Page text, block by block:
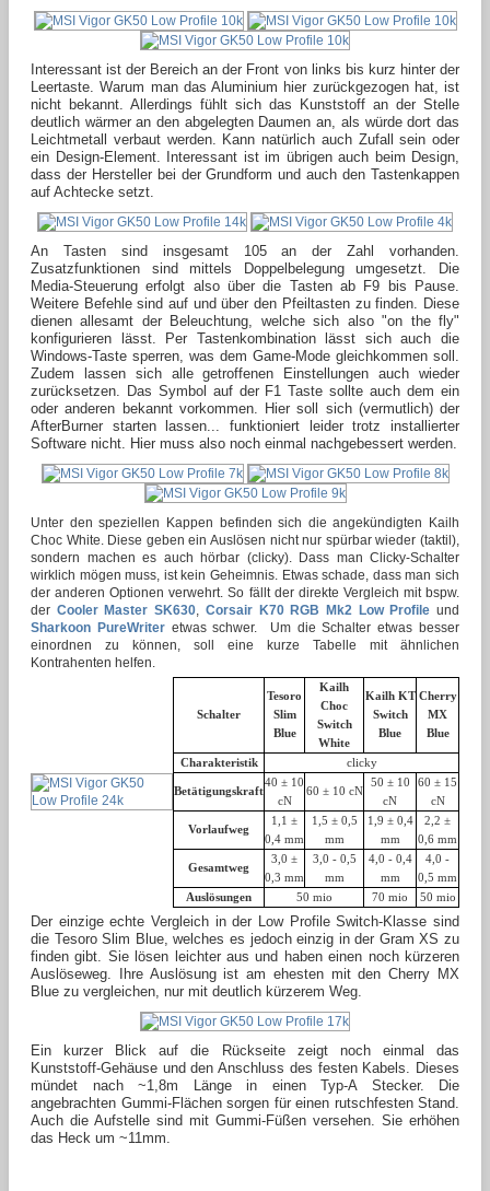
Interessant ist der Bereich an der Front von links bis kurz hinter der
Leertaste. Warum man das Aluminium hier zurückgezogen hat, ist
nicht bekannt. Allerdings fühlt sich das Kunststoff an der Stelle
deutlich wärmer an den abgelegten Daumen an, als würde dort das
Leichtmetall verbaut werden. Kann natürlich auch Zufall sein oder
ein Design-Element. Interessant ist im übrigen auch beim Design,
dass der Hersteller bei der Grundform und auch den Tastenkappen
auf Achtecke setzt.
An Tasten sind insgesamt 105 an der Zahl vorhanden.
Zusatzfunktionen sind mittels Doppelbelegung umgesetzt. Die
Media-Steuerung erfolgt also über die Tasten ab F9 bis Pause.
Weitere Befehle sind auf und über den Pfeiltasten zu finden. Diese
dienen allesamt der Beleuchtung, welche sich also "on the fly"
konfigurieren lässt. Per Tastenkombination lässt sich auch die
Windows-Taste sperren, was dem Game-Mode gleichkommen soll.
Zudem lassen sich alle getroffenen Einstellungen auch wieder
zurücksetzen. Das Symbol auf der F1 Taste sollte auch dem ein
oder anderen bekannt vorkommen. Hier soll sich (vermutlich) der
AfterBurner starten lassen... funktioniert leider trotz installierter
Software nicht. Hier muss also noch einmal nachgebessert werden.
Unter den speziellen Kappen befinden sich die angekündigten Kailh
Choc White. Diese geben ein Auslösen nicht nur spürbar wieder (taktil),
sondern machen es auch hörbar (clicky). Dass man Clicky-Schalter
wirklich mögen muss, ist kein Geheimnis. Etwas schade, dass man sich
der anderen Optionen verwehrt. So fällt der direkte Vergleich mit bspw.
der Cooler Master SK630 Corsair K70 RGB Mk2 Low Profile und
Sharkoon PureWriteretwas schwer. Um die Schalter etwas besser
einordnen zu können, soll eine kurze Tabelle mit ähnlichen
Kontrahenten helfen.
Schalter
Tesoro
Slim
Blue
Kailh
Choc
Switch
White
Kailh KT
Switch
Blue
Cherry
MX
Blue
Charakteristik clicky
Betätigungskraft
40 ± 10
cN
60 ± 10 cN
50 ± 10
cN
60 ± 15
cN
Vorlaufweg
1,1 ±
0,4 mm
1,5 ± 0,5
mm
1,9 ± 0,4
mm
2,2 ±
0,6 mm
Gesamtweg
3,0 ±
0,3 mm
3,0 - 0,5
mm
4,0 - 0,4
mm
4,0 -
0,5 mm
Auslösungen
50 mio 70 mio 50 mio
Der einzige echte Vergleich in der Low Profile Switch-Klasse sind
die Tesoro Slim Blue, welches es jedoch einzig in der Gram XS zu
finden gibt. Sie lösen leichter aus und haben einen noch kürzeren
Auslöseweg. Ihre Auslösung ist am ehesten mit den Cherry MX
Blue zu vergleichen, nur mit deutlich kürzerem Weg.
Ein kurzer Blick auf die Rückseite zeigt noch einmal das
Kunststoff-Gehäuse und den Anschluss des festen Kabels. Dieses
mündet nach ~1,8m Länge in einen Typ-A Stecker. Die
angebrachten Gummi-Flächen sorgen für einen rutschfesten Stand.
Auch die Aufstelle sind mit Gummi-Füßen versehen. Sie erhöhen
das Heck um ~11mm.